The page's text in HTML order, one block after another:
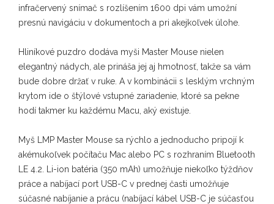
infračervený snímač s rozlíšením 1600 dpi vám umožní
presnú navigáciu v dokumentoch a pri akejkoľvek úlohe.
Hliníkové puzdro dodáva myši Master Mouse nielen
elegantný nádych, ale prináša jej aj hmotnosť, takže sa vám
bude dobre držať v ruke. A v kombinácii s lesklým vrchným
krytom ide o štýlové vstupné zariadenie, ktoré sa pekne
hodí takmer ku každému Macu, aký existuje.
Myš LMP Master Mouse sa rýchlo a jednoducho pripojí k
akémukoľvek počítaču Mac alebo PC s rozhraním Bluetooth
LE 4.2. Li-ion batéria (350 mAh) umožňuje niekoľko týždňov
práce a nabíjací port USB-C v prednej časti umožňuje
súčasné nabíjanie a prácu (nabíjací kábel USB-C je súčasťou